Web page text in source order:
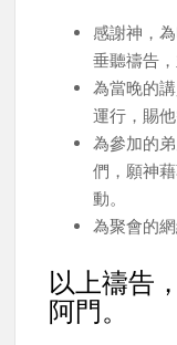
感謝神，
垂聽禱告
為當晚的
運行，賜
為參加的
們，願神
動。
為聚會的
以上禱告
阿門。